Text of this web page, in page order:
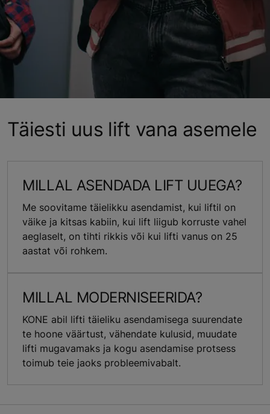
Täiesti uus lift vana asemele
MILLAL ASENDADA LIFT UUEGA?
Me soovitame täielikku asendamist, kui liftil on
väike ja kitsas kabiin, kui lift liigub korruste vahel
aeglaselt, on tihti rikkis või kui lifti vanus on 25
aastat või rohkem.
MILLAL MODERNISEERIDA?
KONE abil lifti täieliku asendamisega suurendate
te hoone väärtust, vähendate kulusid, muudate
lifti mugavamaks ja kogu asendamise protsess
toimub teie jaoks probleemivabalt.